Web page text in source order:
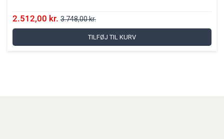
2.512,00 kr. 3.748,00 kr.
TILFØJ TIL KURV